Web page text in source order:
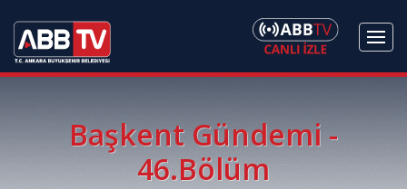
Başkent Gündemi -
46.Bölüm